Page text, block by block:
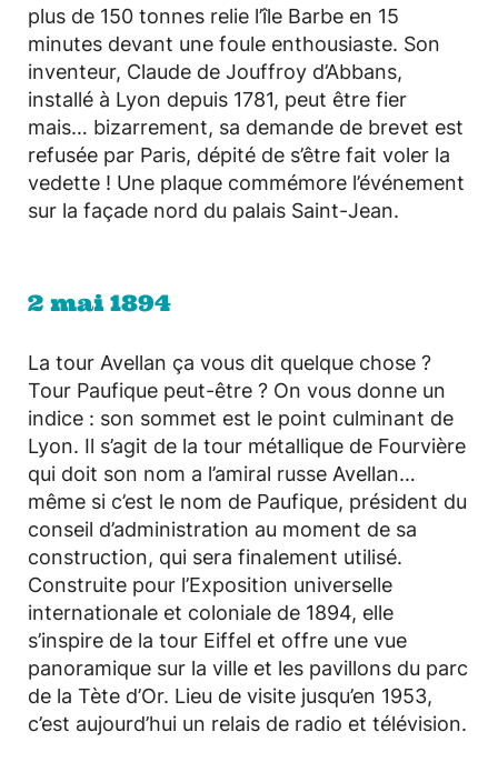
plus de 150 tonnes relie l’île Barbe en 15
minutes devant une foule enthousiaste. Son
inventeur, Claude de Jouffroy d’Abbans,
installé à Lyon depuis 1781, peut être fier
mais… bizarrement, sa demande de brevet est
refusée par Paris, dépité de s’être fait voler la
vedette ! Une plaque commémore l’événement
sur la façade nord du palais Saint-Jean.
2 mai 1894
La tour Avellan ça vous dit quelque chose ?
Tour Paufique peut-être ? On vous donne un
indice : son sommet est le point culminant de
Lyon. Il s’agit de la tour métallique de Fourvière
qui doit son nom a l’amiral russe Avellan…
même si c’est le nom de Paufique, président du
conseil d’administration au moment de sa
construction, qui sera finalement utilisé.
Construite pour l’Exposition universelle
internationale et coloniale de 1894, elle
s’inspire de la tour Eiffel et offre une vue
panoramique sur la ville et les pavillons du parc
de la Tète d’Or. Lieu de visite jusqu’en 1953,
c’est aujourd’hui un relais de radio et télévision.